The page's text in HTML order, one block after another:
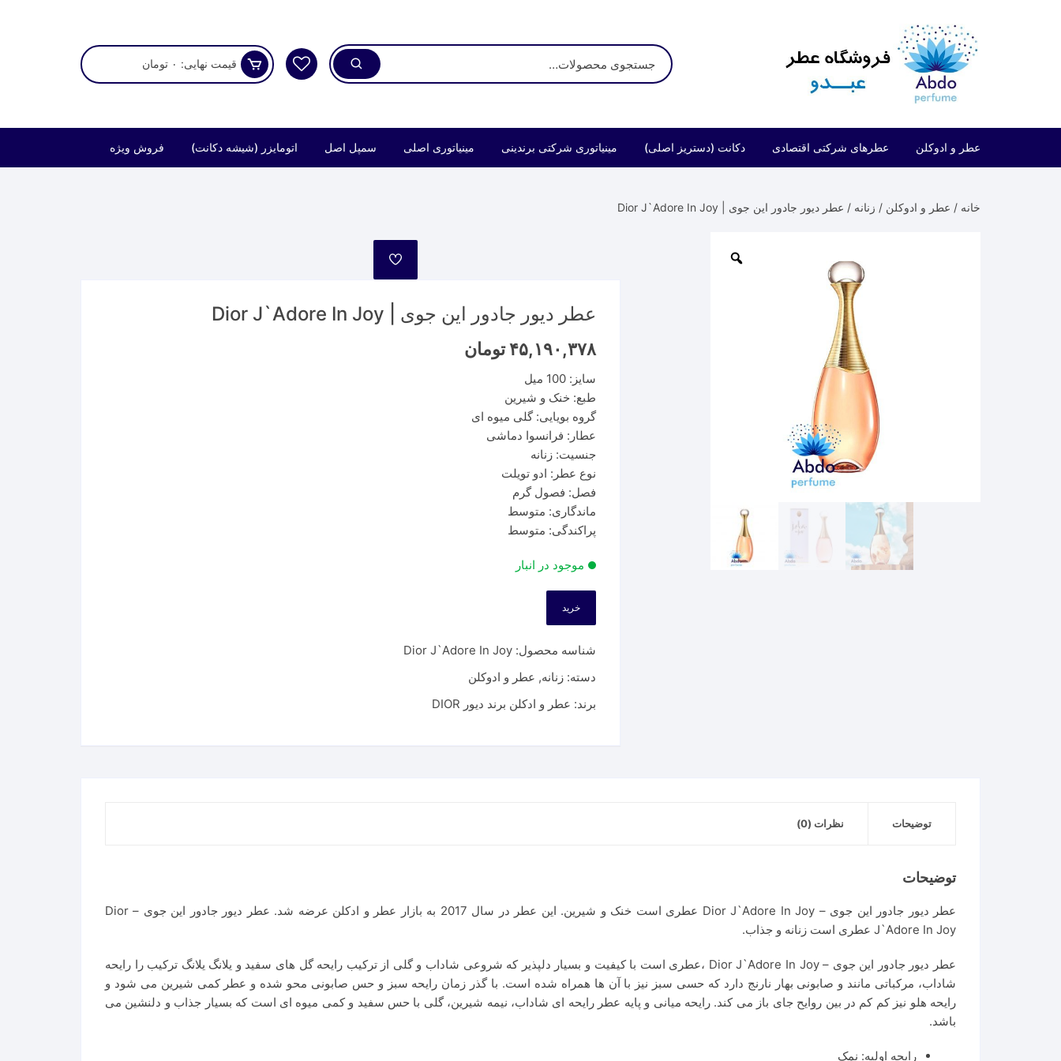
قیمت نهایی: ۰ تومان
عطر و ادوکلن عطرهای شرکتی اقتصادی
شرکتی اقتصادی (لطافه)
شرکتی اقتصادی (الحمبرا)
دکانت (دستریز اصلی) مینیاتوری شرکتی برندینی مینیاتوری اصلی سمپل اصل اتومایزر (شیشه دکانت) فروش ویژه
خانه / عطر و ادوکلن / زنانه / عطر دیور جادور این جوی | Dior J`Adore In Joy
مورد
علاقه
عطر دیور جادور این جوی | Dior J`Adore In Joy
۴۵,۱۹۰,۳۷۸تومان
سایز: 100 میل
طبع: خنک و شیرین
گروه بویایی: گلی میوه ای
عطار: فرانسوا دماشی
جنسیت: زنانه
نوع عطر: ادو تویلت
فصل: فصول گرم
ماندگاری: متوسط
پراکندگی: متوسط
موجود در انبار
خرید
شناسه محصول: Dior J`Adore In Joy
دسته: زنانه, عطر و ادوکلن
برند: عطر و ادکلن برند دیور DIOR
توضیحات نظرات (0)
توضیحات
عطر دیور جادور این جوی – Dior J`Adore In Joy عطری است خنک و شیرین. این عطر در سال 2017 به بازار عطر و ادکلن عرضه شد. عطر دیور جادور این جوی – Dior
J`Adore In Joy عطری است زنانه و جذاب.
عطر دیور جادور این جوی – Dior J`Adore In Joy ،عطری است با کیفیت و بسیار دلپذیر که شروعی شاداب و گلی از ترکیب رایحه گل های سفید و یلانگ یلانگ ترکیب را رایحه
شاداب، مرکباتی مانند و صابونی بهار نارنج دارد که حسی سبز نیز با آن ها همراه شده است. با گذر زمان رایحه سبز و حس صابونی محو شده و عطر کمی شیرین می شود و
رایحه هلو نیز کم کم در بین روایح جای باز می کند. رایحه میانی و پایه عطر رایحه ای شاداب، نیمه شیرین، گلی با حس سفید و کمی میوه ای است که بسیار جذاب و دلنشین می
باشد.
رایحه اولیه: نمک